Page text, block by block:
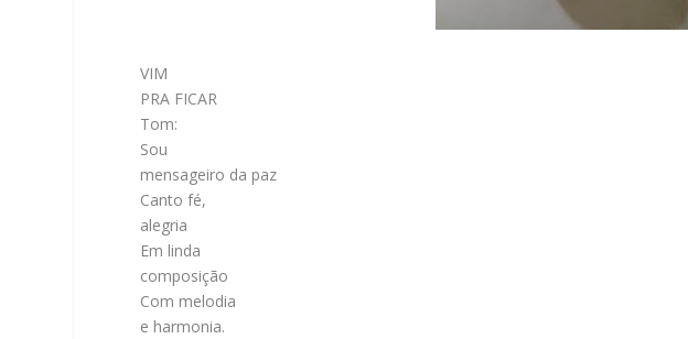
VIM
PRA FICAR
Tom:
Sou
mensageiro da paz
Canto fé,
alegria
Em linda
composição
Com melodia
e harmonia.